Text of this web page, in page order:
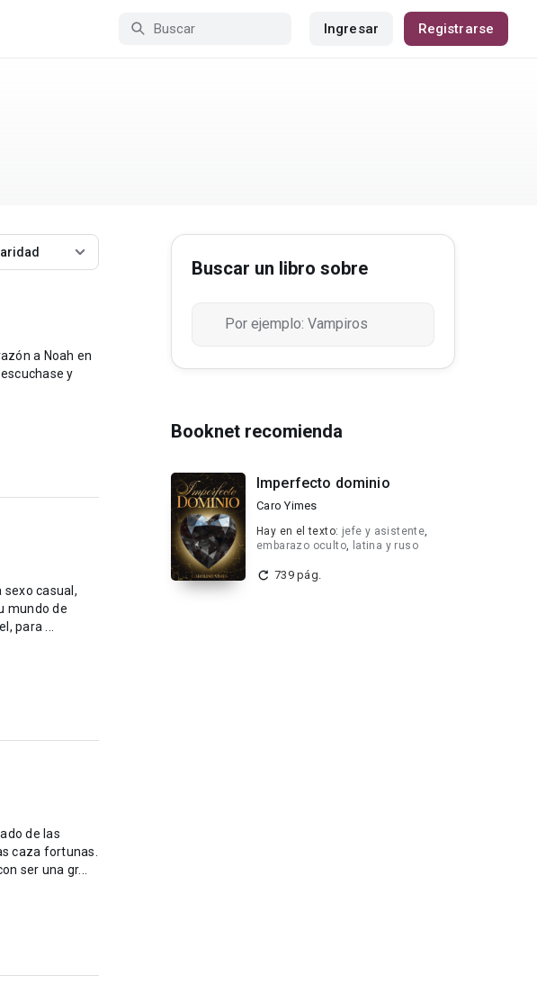
Ingresar Registrarse
y
sexo casual,
para ...
de las
caza fortunas.
ser una gr...
Buscar un libro sobre
Booknet recomienda
Imperfecto dominio
Caro Yimes
Hay en el texto: jefe y asistente,
embarazo oculto, latina y ruso
739 pág.